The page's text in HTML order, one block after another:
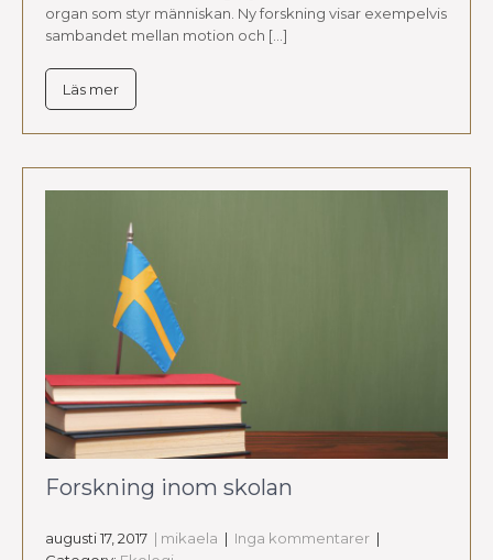
organ som styr människan. Ny forskning visar exempelvis
sambandet mellan motion och […]
Läs mer
Forskning inom skolan
augusti 17, 2017 | mikaela | Inga kommentarer |